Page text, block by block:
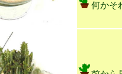
何かそ